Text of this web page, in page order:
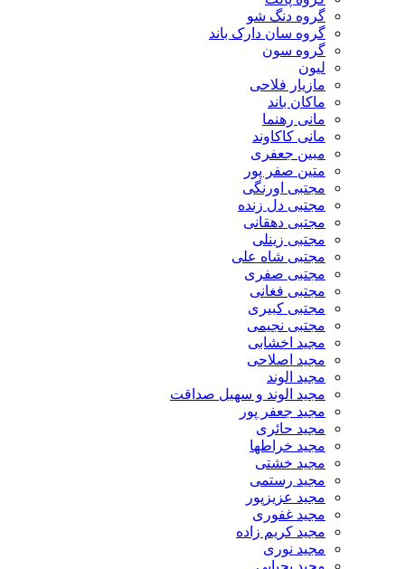
گروه دنگ شو
گروه سان دارک باند
گروه سون
لیون
مازیار فلاحی
ماکان باند
مانی رهنما
مانی کاکاوند
مبین جعفری
متین صفر پور
مجتبی اورنگی
مجتبی دل زنده
مجتبی دهقانی
مجتبی زینلی
مجتبی شاه علی
مجتبی صفری
مجتبی فغانی
مجتبی کبیری
مجتبی نجیمی
مجید اخشابی
مجید اصلاحی
مجید الوند‎
مجید الوند و سهیل صداقت
مجید جعفر پور
مجید حائری
مجید خراطها
مجید خشتی
مجید رستمی
مجید عزیزپور
مجید غفوری
مجید کریم زاده
مجید نوری